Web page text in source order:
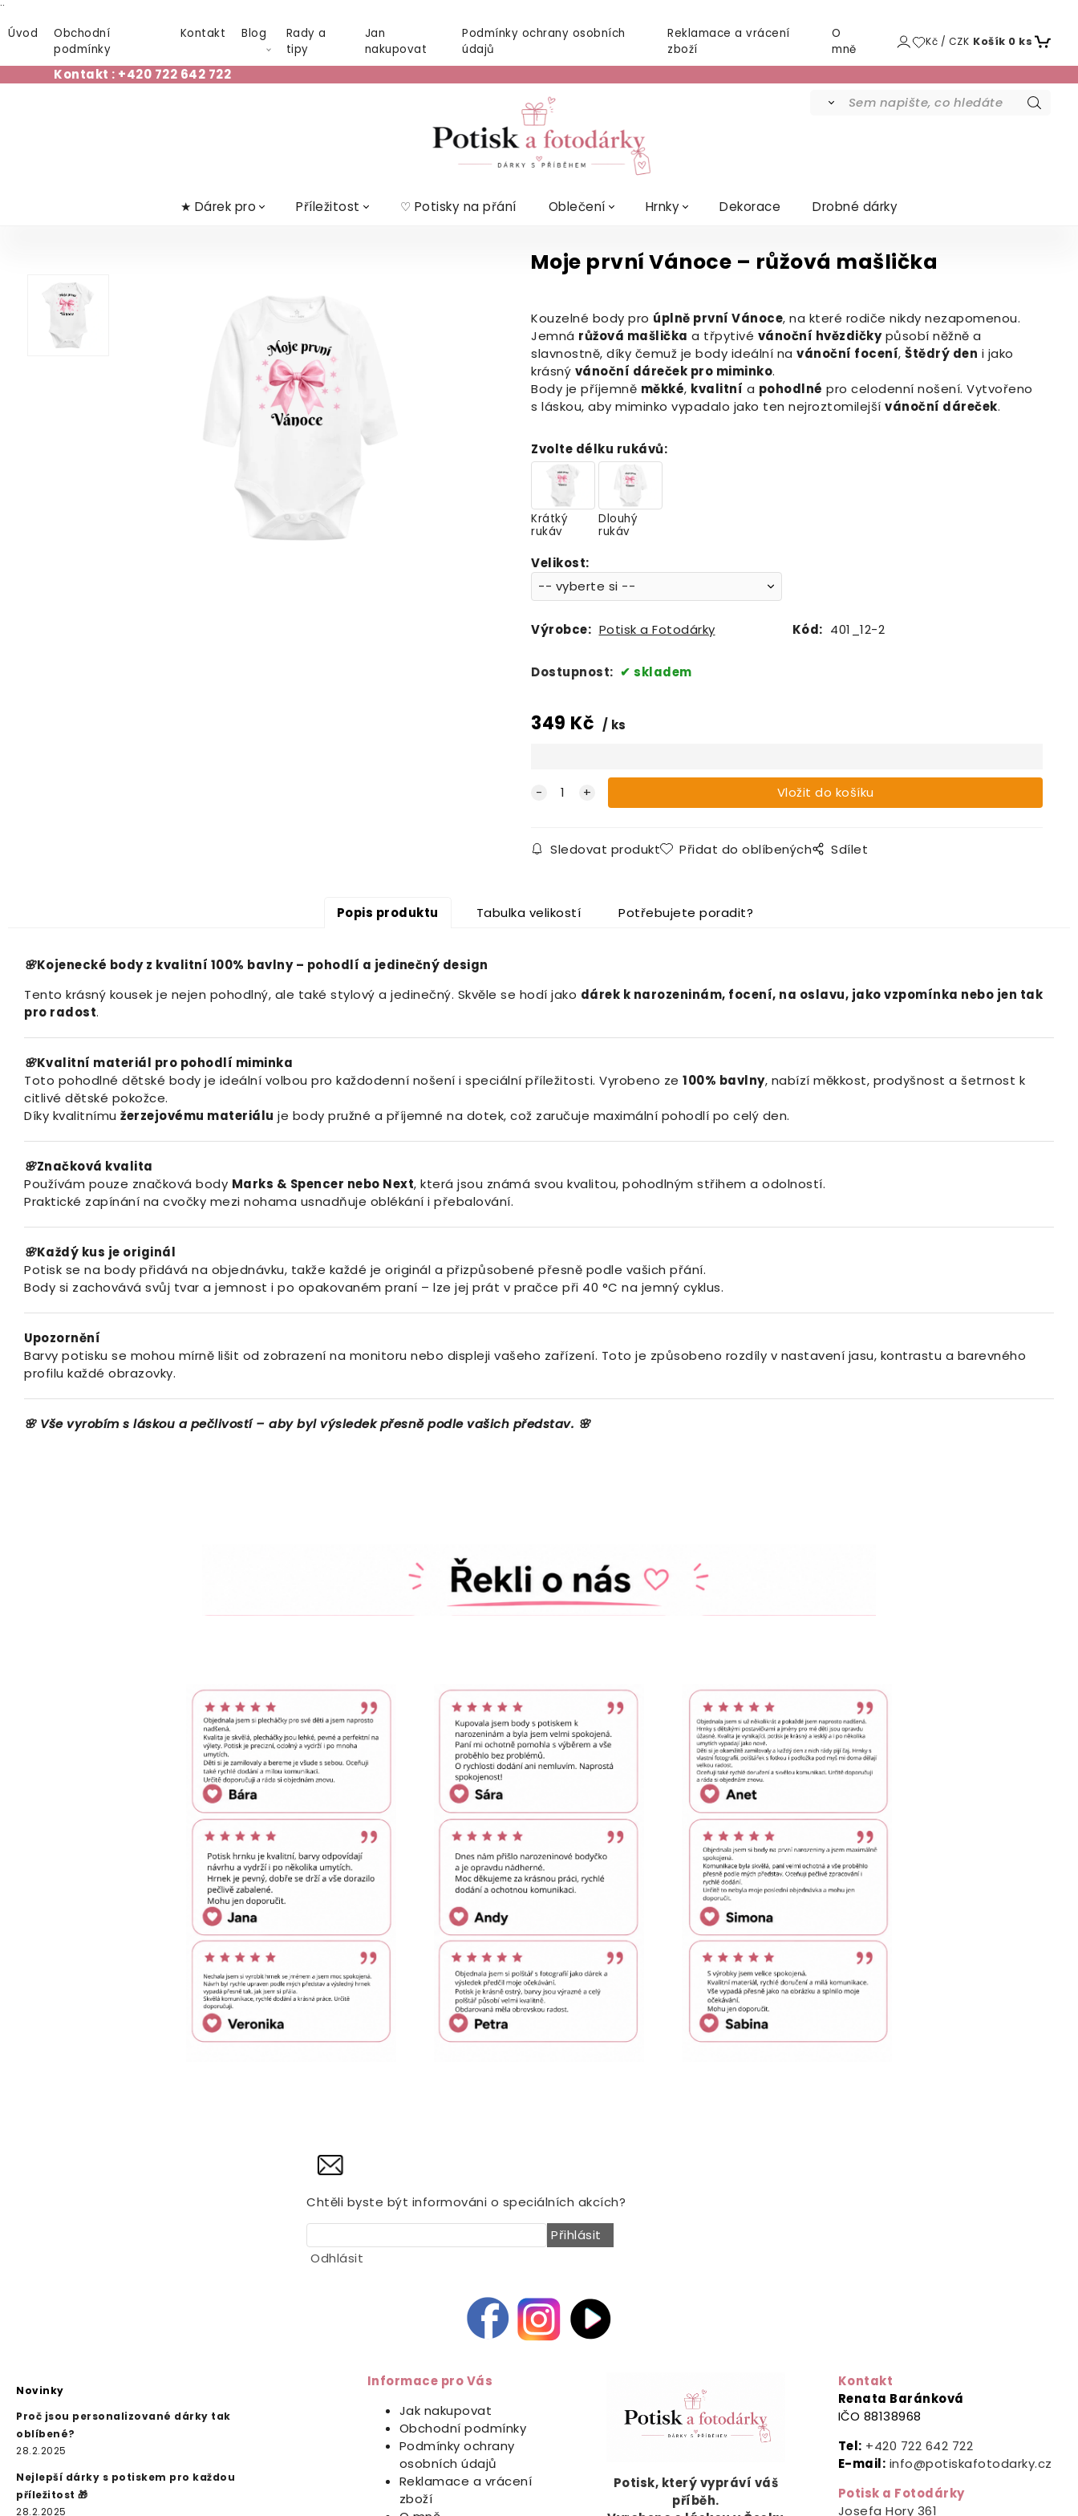
¨
Úvod
Obchodní
podmínky
Kontakt Blog
Rady a
tipy
Jan
nakupovat
Podmínky ochrany osobních
údajů
Reklamace a vrácení
zboží
O
mně
Kč / CZK Košík 0 ks
Kontakt : +420 722 642 722
★ Dárek pro Příležitost ♡ Potisky na přání Oblečení Hrnky Dekorace Drobné dárky
Moje první Vánoce – růžová mašlička
Kouzelné body pro úplně první Vánoce, na které rodiče nikdy nezapomenou.
Jemná růžová mašlička a třpytivé vánoční hvězdičkypůsobí něžně a
slavnostně, díky čemuž je body ideální na vánoční focení, Štědrý den i jako
krásný vánoční dáreček pro miminko.
Body je příjemně měkké, kvalitní a pohodlné pro celodenní nošení. Vytvořeno
s láskou, aby miminko vypadalo jako ten nejroztomilejší vánoční dáreček.
Zvolte délku rukávů:
Krátký
rukáv
Dlouhý
rukáv
Velikost:
Výrobce: Potisk a Fotodárky Kód: 401_12-2
Dostupnost: skladem
349 Kč ks
Sledovat produkt Přidat do oblíbených Sdílet
Popis produktu Tabulka velikostí Potřebujete poradit?
🌸Kojenecké body z kvalitní 100% bavlny – pohodlí a jedinečný design
Tento krásný kousek je nejen pohodlný, ale také stylový a jedinečný. Skvěle se hodí jako dárek k narozeninám, focení, na oslavu, jako vzpomínka nebo jen tak
pro radost.
🌸Kvalitní materiál pro pohodlí miminka
Toto pohodlné dětské body je ideální volbou pro každodenní nošení i speciální příležitosti. Vyrobeno ze 100% bavlny, nabízí měkkost, prodyšnost a šetrnost k
citlivé dětské pokožce.
Díky kvalitnímu žerzejovému materiálu je body pružné a příjemné na dotek, což zaručuje maximální pohodlí po celý den.
🌸Značková kvalita
Používám pouze značková body Marks & Spencer nebo Next, která jsou známá svou kvalitou, pohodlným střihem a odolností.
Praktické zapínání na cvočky mezi nohama usnadňuje oblékání i přebalování.
🌸Každý kus je originál
Potisk se na body přidává na objednávku, takže každé je originál a přizpůsobené přesně podle vašich přání.
Body si zachovává svůj tvar a jemnost i po opakovaném praní – lze jej prát v pračce při 40 °C na jemný cyklus.
Upozornění
Barvy potisku se mohou mírně lišit od zobrazení na monitoru nebo displeji vašeho zařízení. Toto je způsobeno rozdíly v nastavení jasu, kontrastu a barevného
profilu každé obrazovky.
🌸 Vševyrobíms láskou apečlivostí – abybylvýsledekpřesněpodlevašich představ. 🌸
Chtěli byste být informováni o speciálních akcích?
Přihlásit
Odhlásit
Novinky
Proč jsou personalizované dárky tak
oblíbené?
28.2.2025
Nejlepší dárky s potiskem pro každou
příležitost 🎁
28.2.2025
Informace pro Vás
Jak nakupovat
Obchodní podmínky
Podmínky ochrany
osobních údajů
Reklamace a vrácení
zboží
Potisk, který vypráví váš
příběh.
Kontakt
Renata Baránková
IČO 88138968
Tel: +420 722 642 722
E-mail: info@potiskafotodarky.cz
Potisk a Fotodárky
Josefa Hory 361